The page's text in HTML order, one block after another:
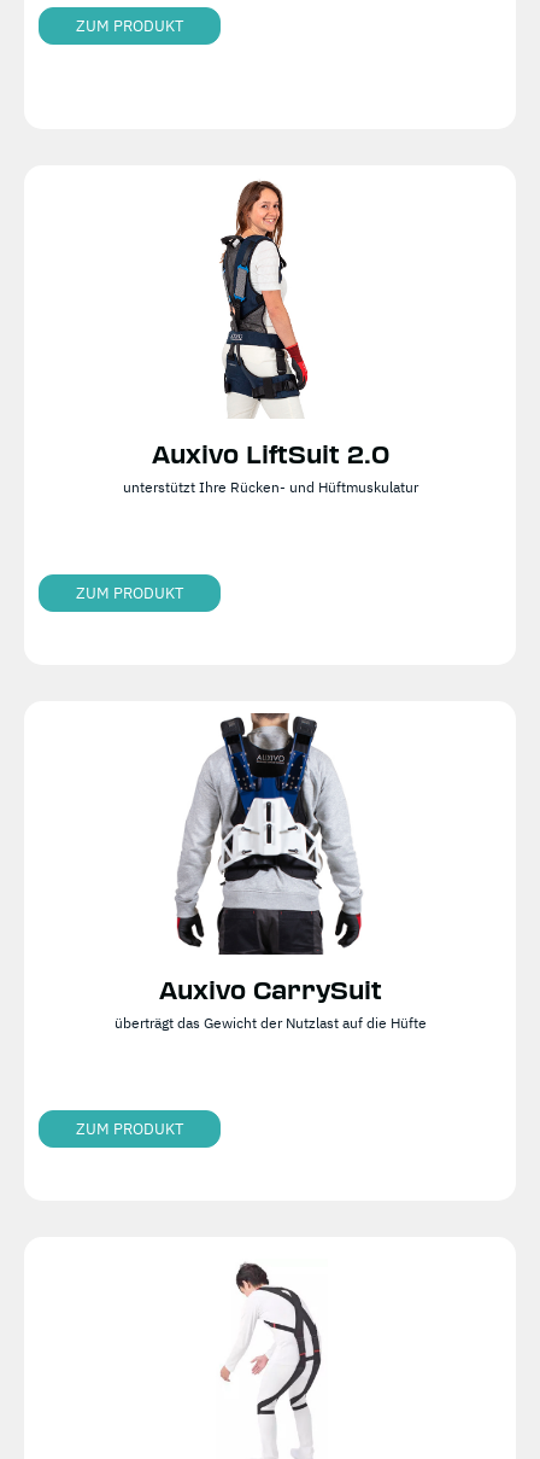
ZUM PRODUKT
Auxivo LiftSuit 2.0
unterstützt Ihre Rücken- und Hüftmuskulatur
ZUM PRODUKT
Auxivo CarrySuit
überträgt das Gewicht der Nutzlast auf die Hüfte
ZUM PRODUKT